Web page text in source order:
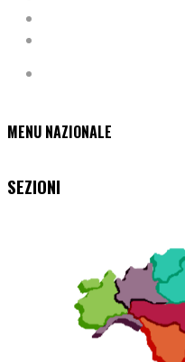
MENU NAZIONALE
SEZIONI